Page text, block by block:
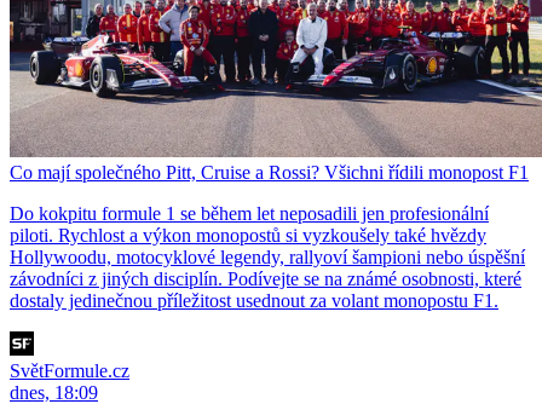
Co mají společného Pitt, Cruise a Rossi? Všichni řídili monopost F1
Do kokpitu formule 1 se během let neposadili jen profesionální
piloti. Rychlost a výkon monopostů si vyzkoušely také hvězdy
Hollywoodu, motocyklové legendy, rallyoví šampioni nebo úspěšní
závodníci z jiných disciplín. Podívejte se na známé osobnosti, které
dostaly jedinečnou příležitost usednout za volant monopostu F1.
SvětFormule.cz
dnes, 18:09